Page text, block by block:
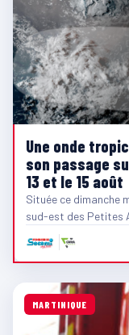
Une onde
son passage
13 et le 15 août
Située ce dimanche
sud-est des Petites
MARTINIQUE